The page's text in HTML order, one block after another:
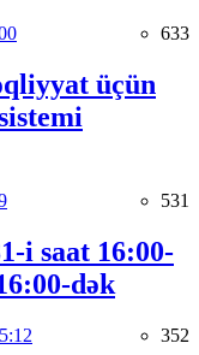
633
üçün
531
i saat 16:00-
dək
352